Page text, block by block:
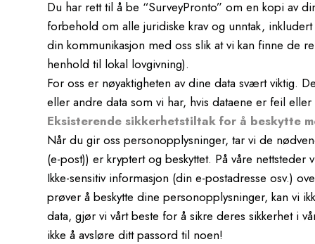
Du har rett til å be “SurveyPronto” om en kopi av
forbehold om alle juridiske krav og unntak,
din kommunikasjon med oss slik at vi kan finne de
henhold til lokal lovgivning).
For oss er nøyaktigheten av dine data svært viktig.
eller andre data som vi har, hvis dataene er feil
Eksisterende sikkerhetstiltak for å beskytte
Når du gir oss personopplysninger, tar vi de
(e-post)) er kryptert og beskyttet. På våre
Ikke-sensitiv informasjon (din e-postadresse osv.)
prøver å beskytte dine personopplysninger, kan vi
data, gjør vi vårt beste for å sikre deres sikkerhet i
ikke å avsløre ditt passord til noen!